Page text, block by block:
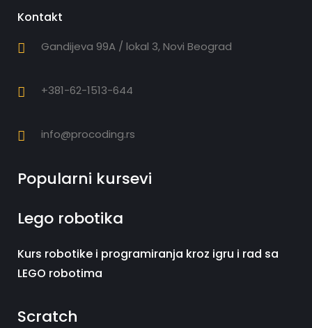
Kontakt
Gandijeva 99A / lokal 3, Novi Beograd
+381-62-1513-644
info@procoding.rs
Popularni kursevi
Lego robotika
Kurs robotike i programiranja kroz igru i rad sa
LEGO robotima
Scratch